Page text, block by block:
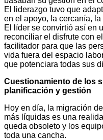
El liderazgo tuvo que
en el apoyo, la cercanía,
El líder se convirtió así en
reconciliar el disfrute con
facilitador para que las
vida fuera del espacio
que potenciara todas sus
Cuestionamiento de los
planificación y gestión
Hoy en día, la migración
más líquidas es una
queda obsoleto y los
toda una cancha.